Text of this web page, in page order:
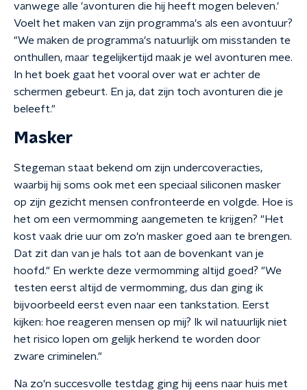
vanwege alle 'avonturen die hij heeft mogen beleven.'
Voelt het maken van zijn programma's als een avontuur?
"We maken de programma's natuurlijk om misstanden te
onthullen, maar tegelijkertijd maak je wel avonturen mee.
In het boek gaat het vooral over wat er achter de
schermen gebeurt. En ja, dat zijn toch avonturen die je
beleeft."
Masker
Stegeman staat bekend om zijn undercoveracties,
waarbij hij soms ook met een speciaal siliconen masker
op zijn gezicht mensen confronteerde en volgde. Hoe is
het om een vermomming aangemeten te krijgen? "Het
kost vaak drie uur om zo'n masker goed aan te brengen.
Dat zit dan van je hals tot aan de bovenkant van je
hoofd." En werkte deze vermomming altijd goed? "We
testen eerst altijd de vermomming, dus dan ging ik
bijvoorbeeld eerst even naar een tankstation. Eerst
kijken: hoe reageren mensen op mij? Ik wil natuurlijk niet
het risico lopen om gelijk herkend te worden door
zware criminelen."
Na zo'n succesvolle testdag ging hij eens naar huis met